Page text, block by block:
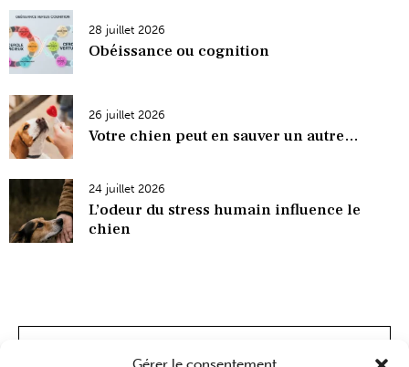
28 juillet 2026
Obéissance ou cognition
26 juillet 2026
Votre chien peut en sauver un autre…
24 juillet 2026
L’odeur du stress humain influence le
chien